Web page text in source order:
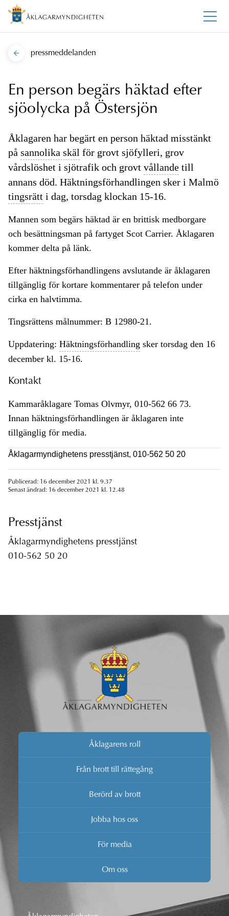
pressmeddelanden
En person begärs häktad efter
sjöolycka på Östersjön
Åklagaren har begärt en person häktad misstänkt
på sannolika skäl för grovt sjöfylleri, grov
vårdslöshet i sjötrafik och grovt vållande till
annans död. Häktningsförhandlingen sker i Malmö
tingsrätt i dag, torsdag klockan 15-16.
Mannen som begärs häktad är en brittisk medborgare
och besättningsman på fartyget Scot Carrier. Åklagaren
kommer delta på länk.
Efter häktningsförhandlingens avslutande är åklagaren
tillgänglig för kortare kommentarer på telefon under
cirka en halvtimma.
Tingsrättens målnummer: B 12980-21.
Uppdatering: Häktningsförhandling sker torsdag den 16
december kl. 15-16.
Kontakt
Kammaråklagare Tomas Olvmyr, 010-562 66 73.
Innan häktningsförhandlingen är åklagaren inte
tillgänglig för media.
Åklagarmyndighetens presstjänst, 010-562 50 20
Publicerad: 16 december 2021 kl. 9.37
Senast ändrad: 16 december 2021 kl. 12.48
Presstjänst
Åklagarmyndighetens presstjänst
010-562 50 20
Åklagarens roll
Från brott till rättegång
Berörd av brott
Jobba hos oss
För media
Om oss